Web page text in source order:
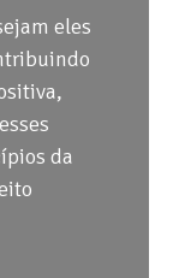
eles
da